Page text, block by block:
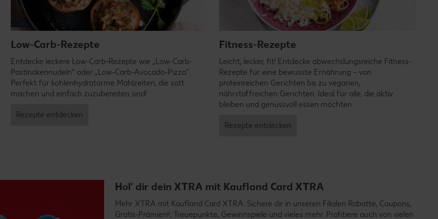
Low-Carb-Rezepte
Entdecke leckere Low-Carb-Rezepte wie „Low-Carb-
Pastinakennudeln" oder „Low-Carb-Avocado-Pizza".
Perfekt für kohlenhydratarme Mahlzeiten, die satt
machen und einfach zuzubereiten sind!
Rezepte entdecken
Fitness-Rezepte
Leicht, lecker, fit! Entdecke abwechslungsreiche Fitness-
Rezepte für eine bewusste Ernährung – von
proteinreichen Gerichten bis zu veganen,
nährstoffreichen Gerichten. Ideal für alle, die aktiv
bleiben und genussvoll essen möchten.
Rezepte entdecken
Hol' dir dein XTRA mit Kaufland Card XTRA
Mehr XTRA mit Kaufland Card XTRA: Sichere dir in unseren Filialen Rabatte, Coupons,
Gratis-Prämienᵖ, Treuepunkte, Gewinnspiele und vieles mehr. Profitiere auch von vielen